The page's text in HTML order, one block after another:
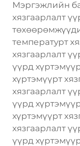
Мэргэжлийн
хязгаарлалт
температурт
хязгаарлалт
үүрд
хүртэмүүрт
хязгаарлалт
үүрд
хүртэмүүрт
хязгаарлалт
үүрд